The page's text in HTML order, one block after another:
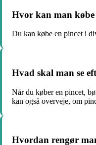
Hvor kan man købe
Du kan købe en pincet i
Hvad skal man se
Når du køber en pincet,
kan også overveje, om
Hvordan rengør